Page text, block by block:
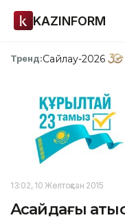
KAZINFORM
Тренд:Сайлау-2026
13:02, 10 Желтоқсан 2015
Ақсайдағы